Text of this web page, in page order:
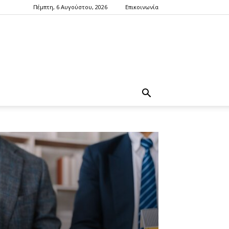
Πέμπτη, 6 Αυγούστου, 2026 Επικοινωνία